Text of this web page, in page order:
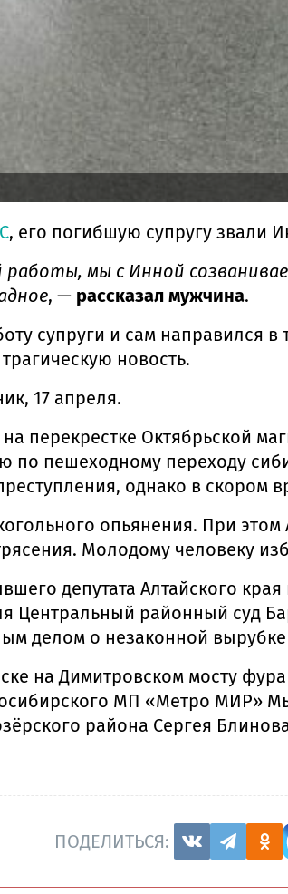
, его погибшую супругу звали
работы, мы с Инной
, — рассказал мужчина.
супруги и сам направился
новость.
17 апреля.
перекрестке Октябрьской
пешеходному переходу
однако в скором
опьянения. При
Молодому человеку
депутата Алтайского
Центральный районный суд
делом о незаконной вырубке
на Димитровском мосту фура
МП «Метро МИР»
района Сергея
ПОДЕЛИТЬСЯ: